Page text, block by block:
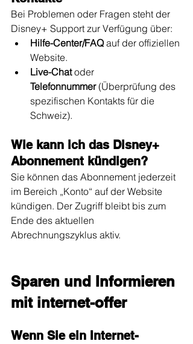
Bei Problemen oder Fragen steht der
Disney+ Support zur Verfügung über:
Hilfe-Center/FAQ auf der offiziellen
Website.
Live-Chat oder
Telefonnummer (Überprüfung des
spezifischen Kontakts für die
Schweiz).
Wie kann ich das Disney+
Abonnement kündigen?
Sie können das Abonnement jederzeit
im Bereich „Konto“ auf der Website
kündigen. Der Zugriff bleibt bis zum
Ende des aktuellen
Abrechnungszyklus aktiv.
Sparen und Informieren
mit internet-offer
Wenn Sie ein Internet-